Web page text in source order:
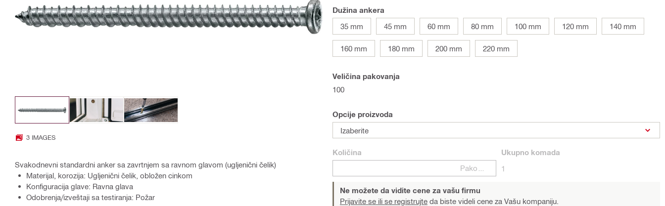
3 IMAGES
Svakodnevni standardni anker sa zavrtnjem sa ravnom glavom (ugljenični čelik)
Materijal, korozija: Ugljenični čelik, obložen cinkom
Konfiguracija glave: Ravna glava
Odobrenja/izveštaji sa testiranja: Požar
Dužina ankera
35 mm
45 mm 60 mm 80 mm 100 mm 120 mm 140 mm
160 mm 180 mm 200 mm 220 mm
Veličina pakovanja
100
Opcije proizvoda
Izaberite
Količina
Ukupno komada
1
Ne možete da vidite cene za vašu firmu
Prijavite se ili se registrujte da biste videli cene za Vašu kompaniju.